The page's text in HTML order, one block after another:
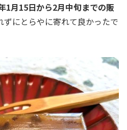
1月15日から2月中旬までの販
ずにとらやに寄れて良かったで